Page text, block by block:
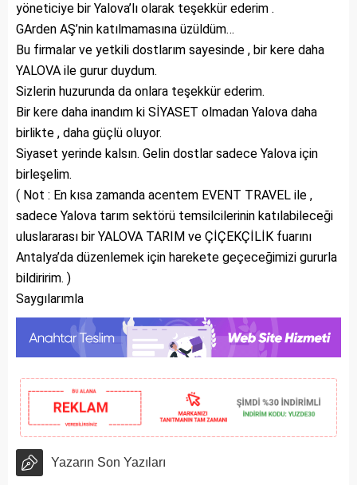
yöneticiye bir Yalova’lı olarak teşekkür ederim .
GArden AŞ’nin katılmamasına üzüldüm…
Bu firmalar ve yetkili dostlarım sayesinde , bir kere daha
YALOVA ile gurur duydum.
Sizlerin huzurunda da onlara teşekkür ederim.
Bir kere daha inandım ki SİYASET olmadan Yalova daha
birlikte , daha güçlü oluyor.
Siyaset yerinde kalsın. Gelin dostlar sadece Yalova için
birleşelim.
( Not : En kısa zamanda acentem EVENT TRAVEL ile ,
sadece Yalova tarım sektörü temsilcilerinin katılabileceği
uluslararası bir YALOVA TARIM ve ÇİÇEKÇİLİK fuarını
Antalya’da düzenlemek için harekete geçeceğimizi gururla
bildiririm. )
Saygılarımla
Yazarın Son Yazıları